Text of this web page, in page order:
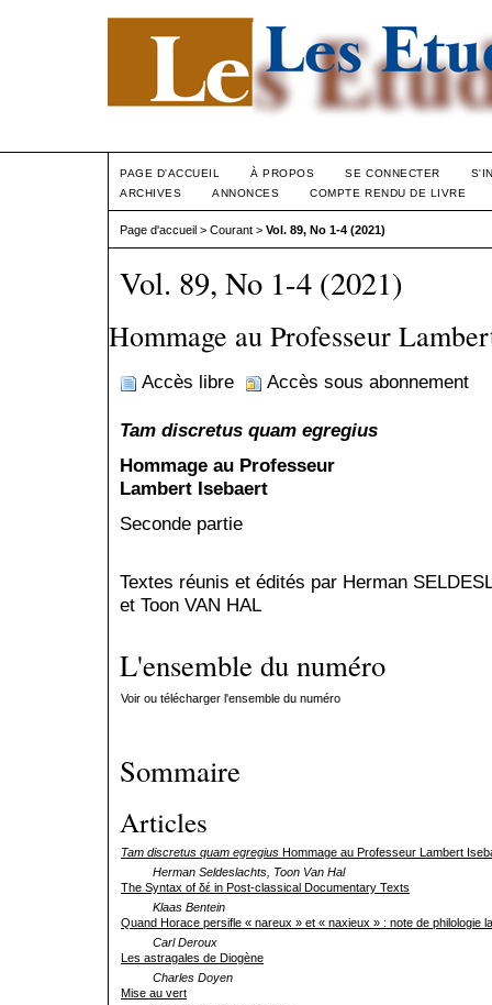
PAGE D'ACCUEIL À PROPOS SE CONNECTER
ARCHIVES
ANNONCES COMPTE RENDU DE LIVRE
Page d'accueil > Courant > Vol. 89, No 1-4 (2021)
Vol. 89, No 1-4 (2021)
Hommage au Professeur
Accès libre Accès sous abonnement
Tam discretus quam egregius
Hommage au Professeur
Lambert Isebaert
Seconde partie
Textes réunis et édités par Herman
et Toon VAN HAL
L'ensemble du numéro
Voir ou télécharger l'ensemble du numéro
Sommaire
Articles
Tam discretus quam egregius Hommage au Professeur Lambert
Herman Seldeslachts, Toon Van Hal
The Syntax of δέ in Post-classical Documentary Texts
Klaas Bentein
Quand Horace persifle « nareux » et « naxieux » : note de philologie
Carl Deroux
Les astragales de Diogène
Charles Doyen
Mise au vert